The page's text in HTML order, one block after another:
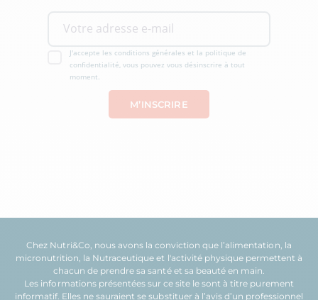
J'accepte les conditions générales et la politique de
confidentialité, vous pouvez vous désinscrire à tout
moment.
Chez Nutri&Co, nous avons la conviction que l’alimentation , la
micronutrition , la Nutraceutique et l'activité physiquepermettent à
chacun de prendre sasantéet sa beautéen main.
Les informations présentées sur ce site le sont à titre purement
informatif. Elles ne sauraient se substituer à l’avis d’un professionnel